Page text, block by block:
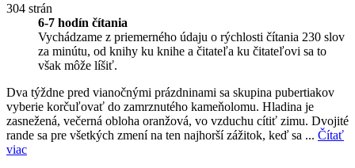
304 strán
6-7 hodín čítania
Vychádzame z priemerného údaju o rýchlosti čítania 230 slov
za minútu, od knihy ku knihe a čitateľa ku čitateľovi sa to
však môže líšiť.
Dva týždne pred vianočnými prázdninami sa skupina pubertiakov
vyberie korčuľovať do zamrznutého kameňolomu. Hladina je
zasnežená, večerná obloha oranžová, vo vzduchu cítiť zimu. Dvojité
rande sa pre všetkých zmení na ten najhorší zážitok, keď sa ... Čítať
viac